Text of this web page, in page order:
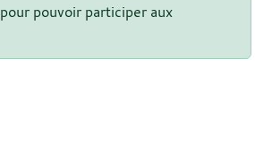
pour pouvoir participer aux